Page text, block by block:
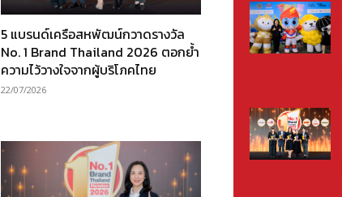
5 แบรนด์เครือสหพัฒน์กวาดรางวัล
No. 1 Brand Thailand 2026 ตอกย้ำ
ความไว้วางใจจากผู้บริโภคไทย
22/07/2026